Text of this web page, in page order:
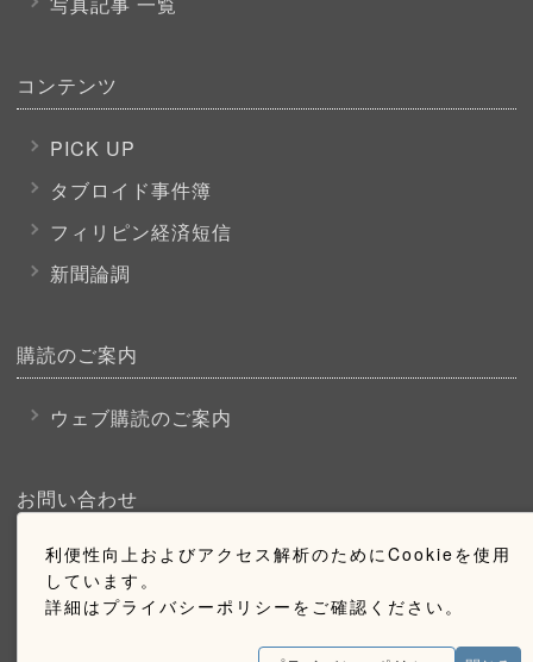
利便性向上およびアクセス解析のためにCookieを使用
しています。
詳細はプライバシーポリシーをご確認ください。
コンテンツ
PICK UP
タブロイド事件簿
フィリピン経済短信
新聞論調
購読のご案内
ウェブ購読のご案内
お問い合わせ
採用情報
お問い合わせ